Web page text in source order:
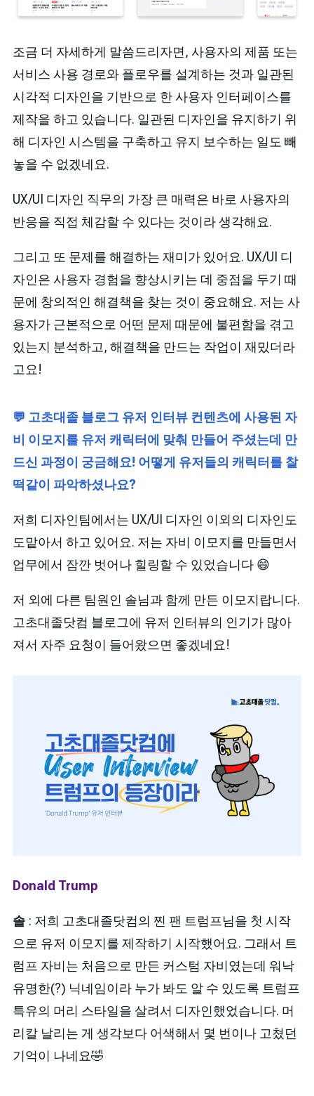
조금 더 자세하게 말씀드리자면, 사용자의 제품 또는
서비스 사용 경로와 플로우를 설계하는 것과 일관된
시각적 디자인을 기반으로 한 사용자 인터페이스를
제작을 하고 있습니다. 일관된 디자인을 유지하기 위
해 디자인 시스템을 구축하고 유지 보수하는 일도 빼
놓을 수 없겠네요.
UX/UI 디자인 직무의 가장 큰 매력은 바로 사용자의
반응을 직접 체감할 수 있다는 것이라 생각해요.
그리고 또 문제를 해결하는 재미가 있어요. UX/UI 디
자인은 사용자 경험을 향상시키는 데 중점을 두기 때
문에 창의적인 해결책을 찾는 것이 중요해요. 저는 사
용자가 근본적으로 어떤 문제 때문에 불편함을 겪고
있는지 분석하고, 해결책을 만드는 작업이 재밌더라
고요!
💬 고초대졸 블로그 유저 인터뷰 컨텐츠에 사용된 자
비 이모지를 유저 캐릭터에 맞춰 만들어 주셨는데 만
드신 과정이 궁금해요! 어떻게 유저들의 캐릭터를 찰
떡같이 파악하셨나요?
저희 디자인팀에서는 UX/UI 디자인 이외의 디자인도
도맡아서 하고 있어요. 저는 자비 이모지를 만들면서
업무에서 잠깐 벗어나 힐링할 수 있었습니다 😄
저 외에 다른 팀원인 솔님과 함께 만든 이모지랍니다.
고초대졸닷컴 블로그에 유저 인터뷰의 인기가 많아
져서 자주 요청이 들어왔으면 좋겠네요!
Donald Trump
솔: 저희 고초대졸닷컴의 찐 팬 트럼프님을 첫 시작
으로 유저 이모지를 제작하기 시작했어요. 그래서 트
럼프 자비는 처음으로 만든 커스텀 자비였는데 워낙
유명한(?) 닉네임이라 누가 봐도 알 수 있도록 트럼프
특유의 머리 스타일을 살려서 디자인했었습니다. 머
리칼 날리는 게 생각보다 어색해서 몇 번이나 고쳤던
기억이 나네요🤣